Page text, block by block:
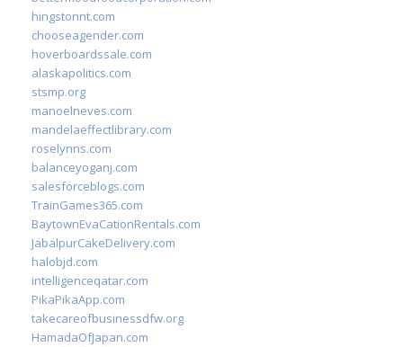
hingstonnt.com
chooseagender.com
hoverboardssale.com
alaskapolitics.com
stsmp.org
manoelneves.com
mandelaeffectlibrary.com
roselynns.com
balanceyoganj.com
salesforceblogs.com
TrainGames365.com
BaytownEvaCationRentals.com
JabalpurCakeDelivery.com
halobjd.com
intelligenceqatar.com
PikaPikaApp.com
takecareofbusinessdfw.org
HamadaOfJapan.com